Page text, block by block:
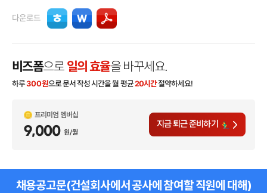
다운로드
비즈폼으로 일의 효율을 바꾸세요.
하루300원으로 문서 작성 시간을 월 평균20시간절약하세요!
프리미엄 멤버십
9,000 원/월
지금 퇴근 준비하기
채용공고문(건설회사에서 공사에 참여할 직원에 대해)